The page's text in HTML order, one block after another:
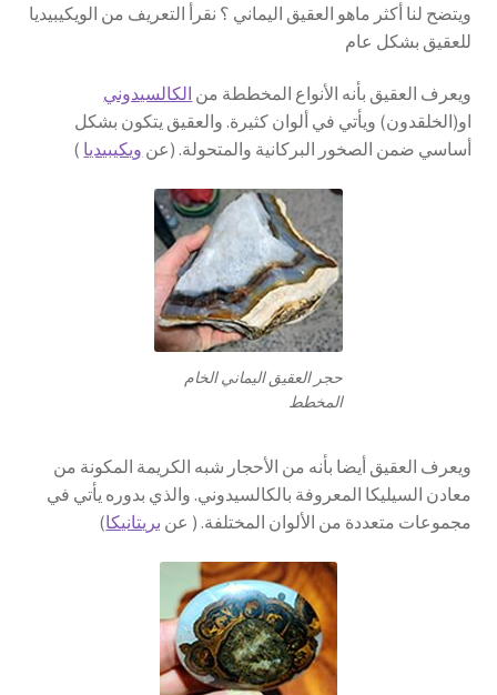
ويتضح لنا أكثر ماهو العقيق اليماني ؟ نقرأ التعريف من الويكيبيديا
للعقيق بشكل عام
ويعرف العقيق بأنه الأنواع المخططة من الكالسيدوني
او(الخلقدون) ويأتي في ألوان كثيرة. والعقيق يتكون بشكل
أساسي ضمن الصخور البركانية والمتحولة. (عن ويكيبيديا )
حجر العقيق اليماني الخام
المخطط
ويعرف العقيق أيضا بأنه من الأحجار شبه الكريمة المكونة من
معادن السيليكا المعروفة بالكالسيدوني. والذي بدوره يأتي في
مجموعات متعددة من الألوان المختلفة. ( عن بريتانيكا)